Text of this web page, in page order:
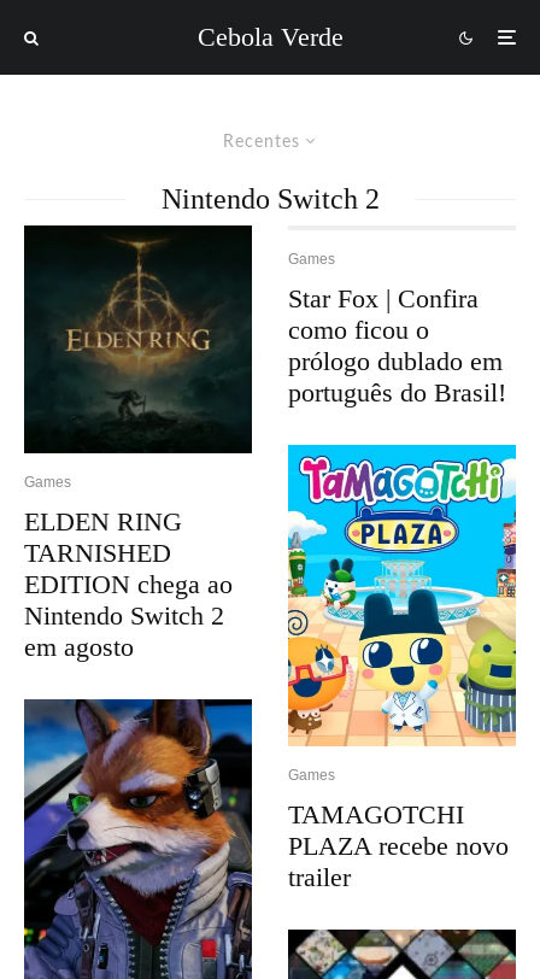
Cebola Verde
Recentes
Nintendo Switch 2
Games
ELDEN RING
TARNISHED
EDITION chega ao
Nintendo Switch 2
em agosto
Games
Star Fox | Confira
como ficou o
prólogo dublado em
português do Brasil!
Games
TAMAGOTCHI
PLAZA recebe novo
trailer